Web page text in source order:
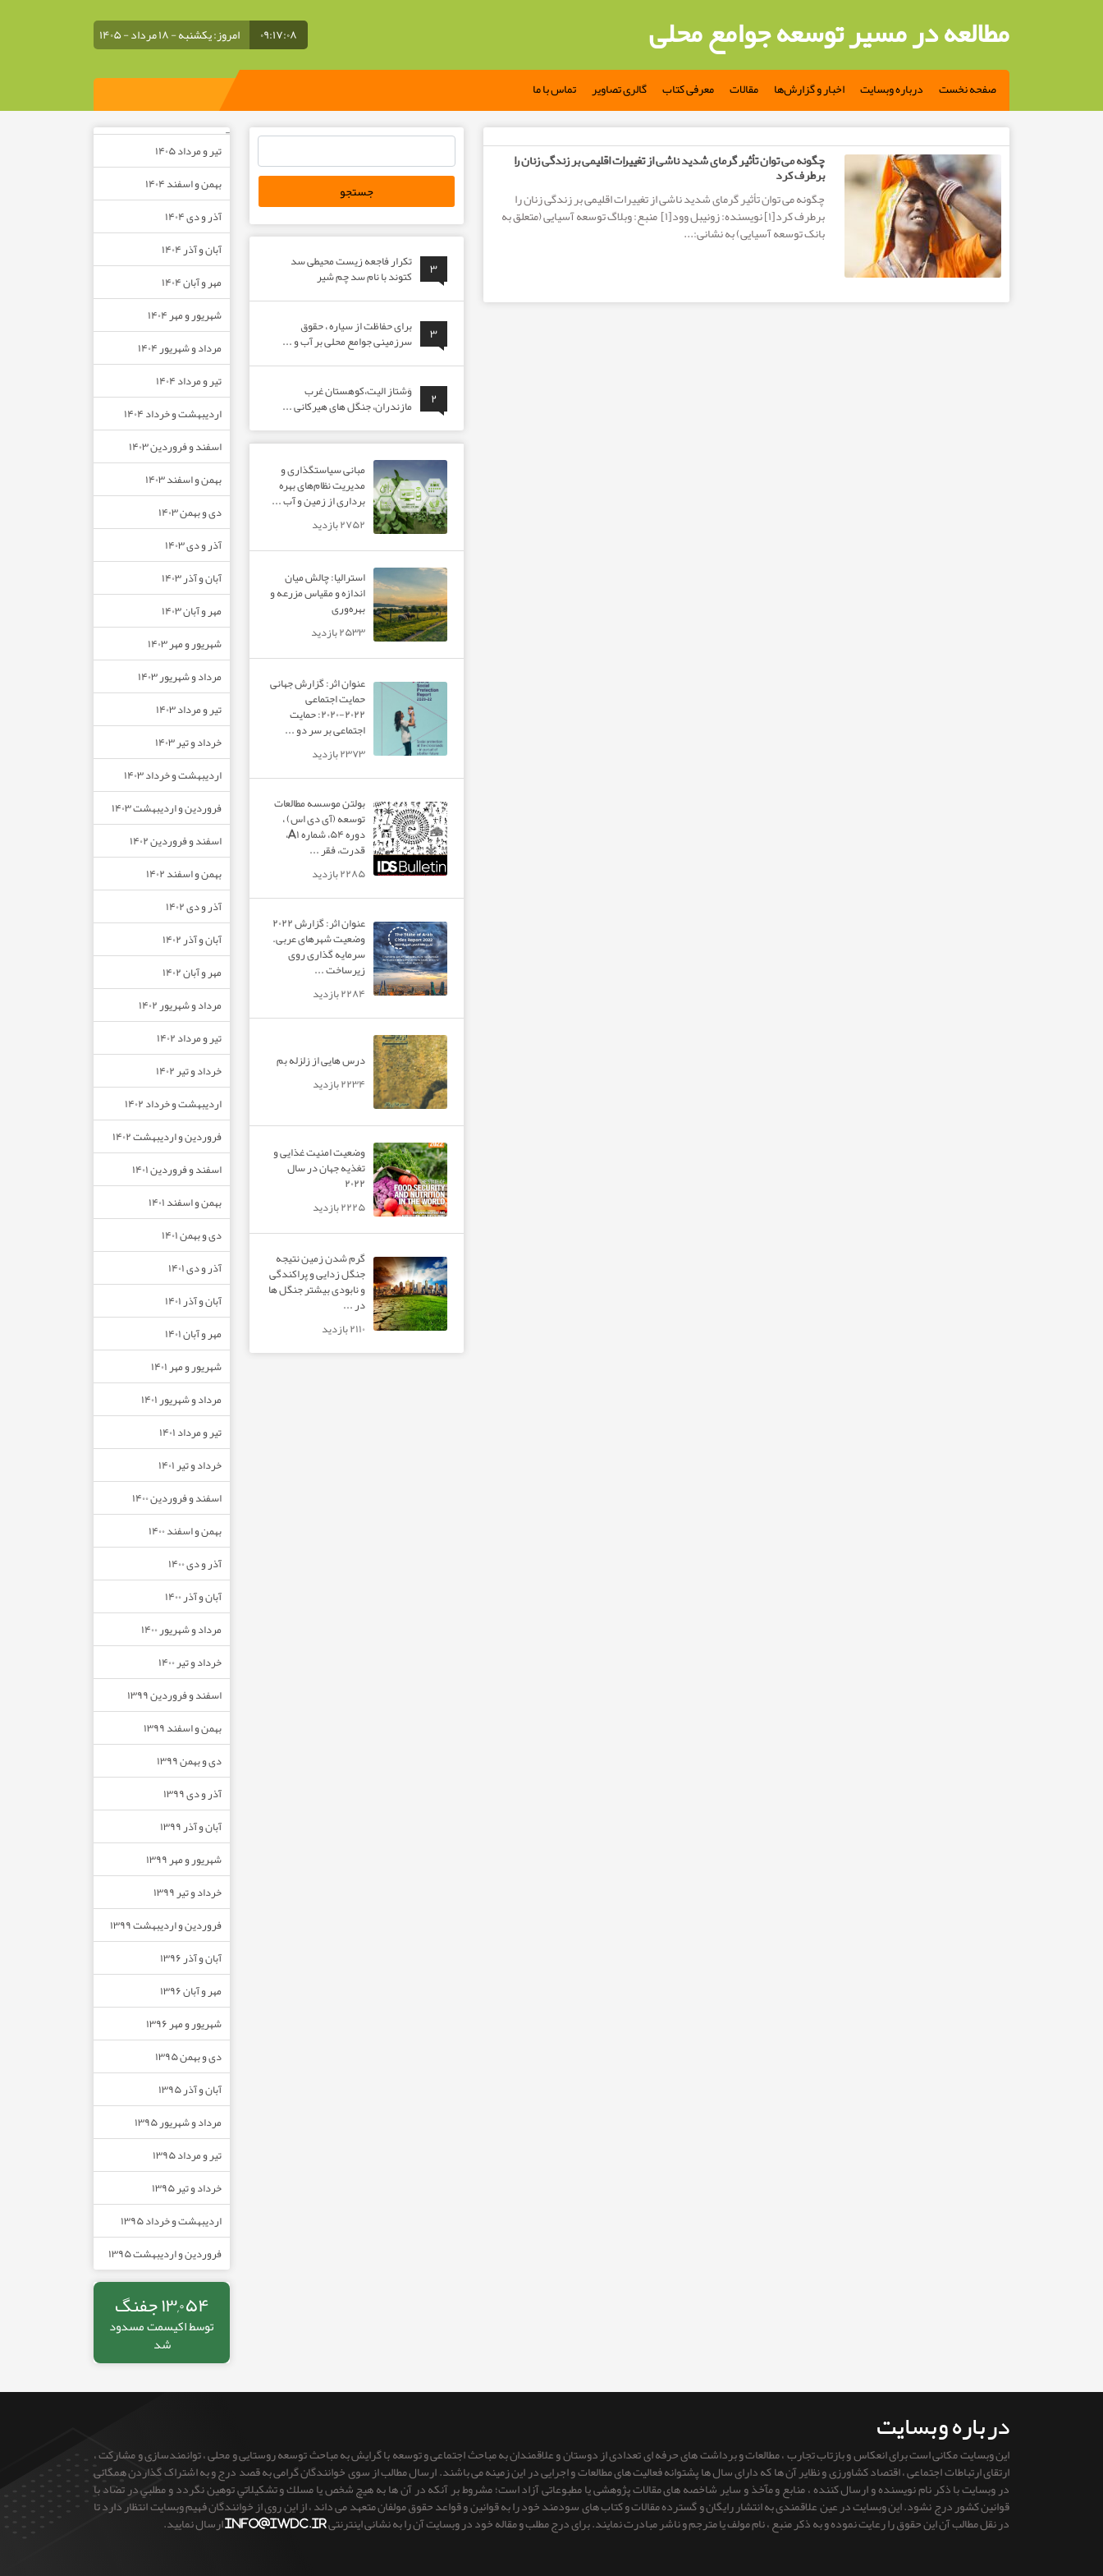
مطالعه در مسیر توسعه جوامع محلی ۰۹:۱۷:۰۹ امروز: یکشنبه - ۱۸ مرداد - ۱۴۰۵
صفحه نخست درباره وبسایت اخبار و گزارش‌ها مقالات معرفی کتاب گالری تصاویر تماس با ما
چگونه می توان تأثیر گرمای شدید ناشی از تغییرات اقلیمی بر زندگی زنان را
برطرف کرد
چگونه می توان تأثیر گرمای شدید ناشی از تغییرات اقلیمی بر زندگی زنان را
برطرف کرد[۱] نویسنده: زونیبل وود[۱] منبع: وبلاگ توسعه آسیایی (متعلق به
بانک توسعه آسیایی) به نشانی:...
۳
تکرار فاجعه زیست محیطی سد
کتوند با نام سد چم شیر
۳
برای حفاظت از سیاره ، حقوق
سرزمینی جوامع محلی بر آب و ...
۲
وَشتاز الیت،کوهستان غرب
مازندران، جنگل های هیرکانی ...
مبانی سیاستگذاری و
مدیریت نظام‌های بهره‌
برداری از زمین و آب ...
۲۷۵۲ بازدید
استرالیا: چالش میان
اندازه و مقیاس مزرعه و
بهره‌وری
۲۵۳۳ بازدید
عنوان اثر: گزارش جهانی
حمایت اجتماعی
۲۰۲۲-۲۰۲۰: حمایت
اجتماعی بر سر دو ...
۲۳۷۳ بازدید
بولتن موسسه مطالعات
توسعه (آی دی اس) ،
دوره ۵۴، شماره A۱،
قدرت، فقر ...
۲۲۸۵ بازدید
عنوان اثر: گزارش ۲۰۲۲
وضعیت شهرهای عربی.
سرمایه گذاری روی
زیرساخت ...
۲۲۸۴ بازدید
درس هایی از زلزله بم
۲۲۳۴ بازدید
وضعیت امنیت غذایی و
تغذیه جهان در سال
۲۰۲۲
۲۲۲۵ بازدید
گرم شدن زمین نتیجه
جنگل زدایی و پراکندگی
و نابودی بیشتر جنگل ها
در ...
۲۱۱۰ بازدید
–
تیر و مرداد ۱۴۰۵
بهمن و اسفند ۱۴۰۴
آذر و دی ۱۴۰۴
آبان و آذر ۱۴۰۴
مهر و آبان ۱۴۰۴
شهریور و مهر ۱۴۰۴
مرداد و شهریور ۱۴۰۴
تیر و مرداد ۱۴۰۴
اردیبهشت و خرداد ۱۴۰۴
اسفند و فروردین ۱۴۰۳
بهمن و اسفند ۱۴۰۳
دی و بهمن ۱۴۰۳
آذر و دی ۱۴۰۳
آبان و آذر ۱۴۰۳
مهر و آبان ۱۴۰۳
شهریور و مهر ۱۴۰۳
مرداد و شهریور ۱۴۰۳
تیر و مرداد ۱۴۰۳
خرداد و تیر ۱۴۰۳
اردیبهشت و خرداد ۱۴۰۳
فروردین و اردیبهشت ۱۴۰۳
اسفند و فروردین ۱۴۰۲
بهمن و اسفند ۱۴۰۲
آذر و دی ۱۴۰۲
آبان و آذر ۱۴۰۲
مهر و آبان ۱۴۰۲
مرداد و شهریور ۱۴۰۲
تیر و مرداد ۱۴۰۲
خرداد و تیر ۱۴۰۲
اردیبهشت و خرداد ۱۴۰۲
فروردین و اردیبهشت ۱۴۰۲
اسفند و فروردین ۱۴۰۱
بهمن و اسفند ۱۴۰۱
دی و بهمن ۱۴۰۱
آذر و دی ۱۴۰۱
آبان و آذر ۱۴۰۱
مهر و آبان ۱۴۰۱
شهریور و مهر ۱۴۰۱
مرداد و شهریور ۱۴۰۱
تیر و مرداد ۱۴۰۱
خرداد و تیر ۱۴۰۱
اسفند و فروردین ۱۴۰۰
بهمن و اسفند ۱۴۰۰
آذر و دی ۱۴۰۰
آبان و آذر ۱۴۰۰
مرداد و شهریور ۱۴۰۰
خرداد و تیر ۱۴۰۰
اسفند و فروردین ۱۳۹۹
بهمن و اسفند ۱۳۹۹
دی و بهمن ۱۳۹۹
آذر و دی ۱۳۹۹
آبان و آذر ۱۳۹۹
شهریور و مهر ۱۳۹۹
خرداد و تیر ۱۳۹۹
فروردین و اردیبهشت ۱۳۹۹
آبان و آذر ۱۳۹۶
مهر و آبان ۱۳۹۶
شهریور و مهر ۱۳۹۶
دی و بهمن ۱۳۹۵
آبان و آذر ۱۳۹۵
مرداد و شهریور ۱۳۹۵
تیر و مرداد ۱۳۹۵
خرداد و تیر ۱۳۹۵
اردیبهشت و خرداد ۱۳۹۵
فروردین و اردیبهشت ۱۳۹۵
۱۳,۰۵۴ جفنگ
توسط اکیسمت مسدود
شد
درباره وبسایت
این وبسایت مکانی است برای انعکاس و بازتاب تجارب ، مطالعات و برداشت های حرفه ای تعدادی از دوستان و علاقمندان به مباحث اجتماعی و توسعه با گرایش به مباحث توسعه روستایی و محلی ، توانمندسازی و مشارکت ،
ارتقای ارتباطات اجتماعی ، اقتصاد کشاورزی و نظایر آن ها که دارای سال ها پشتوانه فعالیت های مطالعات و اجرایی در این زمینه می باشند. ارسال مطالب از سوی خوانندگان گرامی به قصد درج و به اشتراک گذاردن همگانی
در وبسایت با ذکر نام نویسنده و ارسال کننده ، منابع و مآخذ و سایر شاخصه های مقالات پژوهشی یا مطبوعاتی آزاد است؛ مشروط بر آنكه در آن ها به هيچ شخص يا مسلك و تشكيلاتي توهين نگردد و مطلبي در تضاد با
قوانين كشور درج نشود. این وبسایت در عین علاقمندی به انتشار رایگان و گسترده مقالات و کتاب های سودمند خود را به قوانین و قواعد حقوق مولفان متعهد می داند ، از این روی از خوانندگان فهیم وبسایت انتظار دارد تا
در نقل مطالب آن این حقوق را رعایت نموده و به ذکر منبع ، نام مولف یا مترجم و ناشر مبادرت نمایند. برای درج مطلب و مقاله خود در وبسایت آن را به نشانی اینترنتیinfo@iwdc.irارسال نمایید.